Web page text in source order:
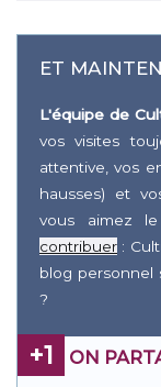
ET
L'équipe de
vos visites
attentive, vos
hausses) et
vous aimez
contribuer :
blog personnel
?
+1 ON